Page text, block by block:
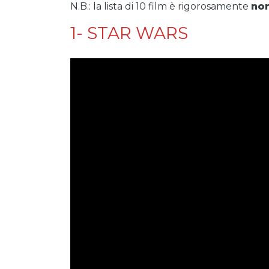
N.B.: la lista di 10 film è rigorosamente
1- STAR WARS